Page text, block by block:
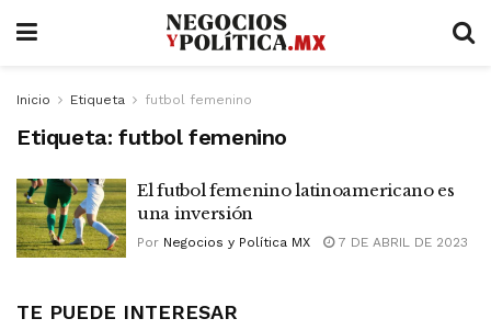
Inicio Etiqueta futbol femenino
Etiqueta: futbol femenino
El futbol femenino latinoamericano es
una inversión
Por Negocios y Política MX 7 DE ABRIL DE 2023
TE PUEDE INTERESAR